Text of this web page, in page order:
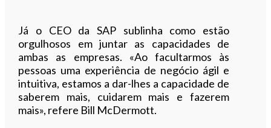
Já o CEO da SAP sublinha como estão
orgulhosos em juntar as capacidades de
ambas as empresas. «Ao facultarmos às
pessoas uma experiência de negócio ágil e
intuitiva, estamos a dar-lhes a capacidade de
saberem mais, cuidarem mais e fazerem
mais», refere Bill McDermott.